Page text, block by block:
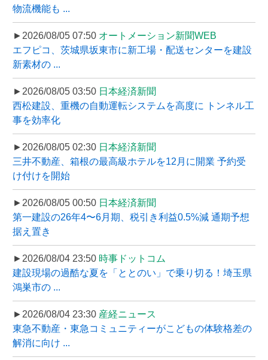
物流機能も ...
►2026/08/05 07:50 オートメーション新聞WEB
エフピコ、茨城県坂東市に新工場・配送センターを建設
新素材の ...
►2026/08/05 03:50 日本経済新聞
西松建設、重機の自動運転システムを高度に トンネル工
事を効率化
►2026/08/05 02:30 日本経済新聞
三井不動産、箱根の最高級ホテルを12月に開業 予約受
け付けを開始
►2026/08/05 00:50 日本経済新聞
第一建設の26年4〜6月期、税引き利益0.5%減 通期予想
据え置き
►2026/08/04 23:50 時事ドットコム
建設現場の過酷な夏を「ととのい」で乗り切る！埼玉県
鴻巣市の ...
►2026/08/04 23:30 産経ニュース
東急不動産・東急コミュニティーがこどもの体験格差の
解消に向け ...